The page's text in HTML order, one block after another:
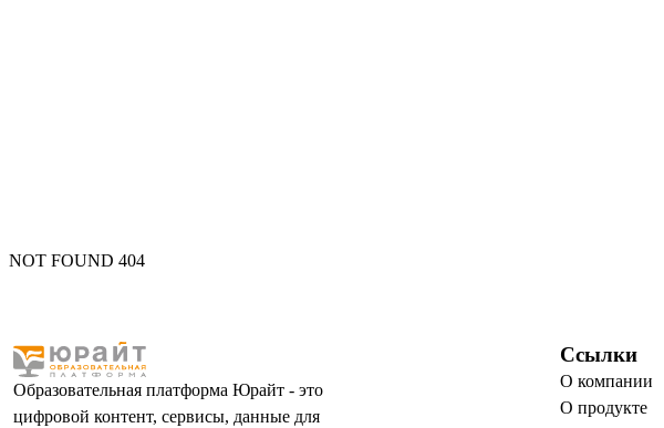
NOT FOUND 404
Образовательная платформа Юрайт - это
цифровой контент, сервисы, данные для
Ссылки
О компании
О продукте